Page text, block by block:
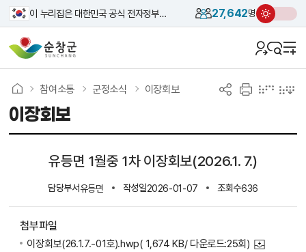
이 누리집은 대한민국 공식 전자정부 누리집입니다. 27,642명
이장회보
참여소통 군정소식 이장회보
유등면 1월중 1차 이장회보(2026.1. 7.)
담당부서유등면 작성일2026-01-07 조회수636
첨부파일
이장회보(26.1.7.-01호).hwp( 1,674 KB/ 다운로드:25회)